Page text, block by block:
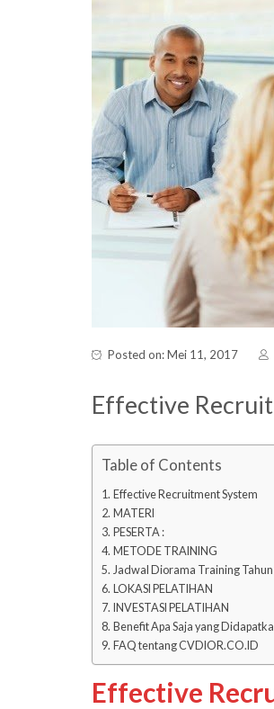
Posted on: Mei 11, 2017
Effective
Table of Contents
Effective Recruitment System
MATERI
PESERTA :
METODE TRAINING
Jadwal Diorama Training
LOKASI PELATIHAN
INVESTASI PELATIHAN
Benefit Apa Saja yang
FAQ tentang CVDIOR.CO.ID
Effective